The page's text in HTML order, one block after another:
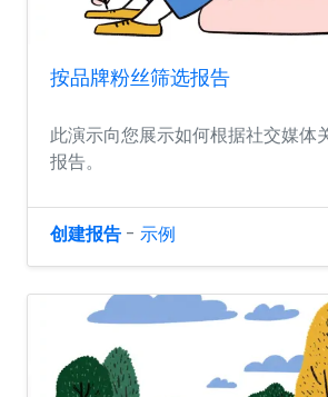
按品牌粉丝筛选报告
此演示向您展示如何根据社交媒体
报告。
创建报告 - 示例